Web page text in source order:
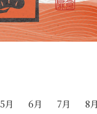
5月 6月 7月 8